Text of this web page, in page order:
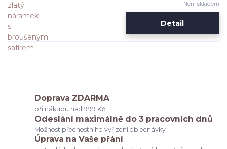
Není skladem
Detail
Doprava ZDARMA
při nákupu nad 999 Kč
Odeslání maximálně do 3 pracovních dnů
Možnost přednostního vyřízení objednávky
Úprava na Vaše přání